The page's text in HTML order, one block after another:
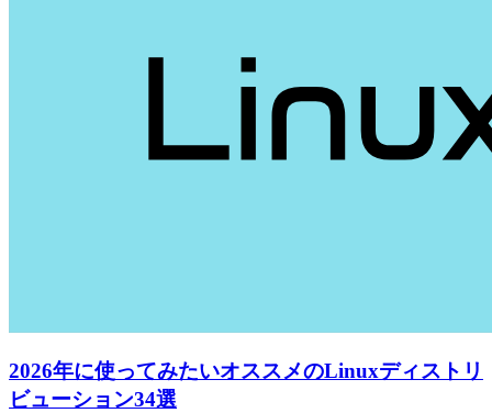
2026年に使ってみたいオススメのLinuxディストリ
ビューション34選